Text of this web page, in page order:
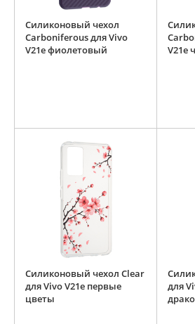
Силиконовый чехол
Carboniferous для Vivo
V21e фиолетовый
V21e
Силиконовый чехол Clear
для Vivo V21e первые
цветы
для